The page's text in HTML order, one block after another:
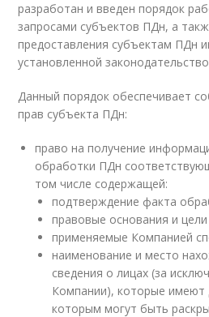
разработан и введен порядок
запросами субъектов ПДн, а
предоставления субъектам ПДн
установленной
Данный порядок обеспечивает
прав субъекта ПДн:
право на получение
обработки ПДн
том числе содержащей:
подтверждение факта
правовые основания и
применяемые Компанией
наименование и место
сведения о лицах (за
Компании), которые имеют
которым могут быть